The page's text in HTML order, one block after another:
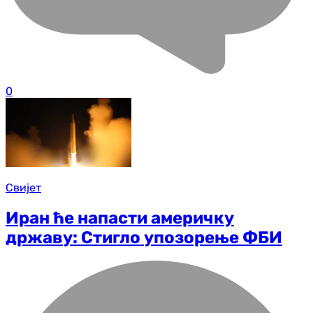
0
Свијет
Иран ће напасти америчку
државу: Стигло упозорење ФБИ